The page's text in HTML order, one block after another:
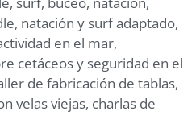
natación y surf adaptado,
en el mar,
cetáceos y seguridad en el
de fabricación de tablas,
velas viejas, charlas de